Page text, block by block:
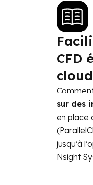
CFD
sur des
en place
jusqu’à
Nsight